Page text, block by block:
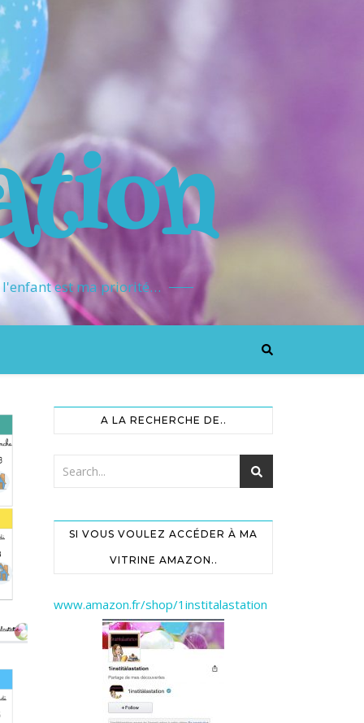
l'enfant est ma priorité…
A LA RECHERCHE DE..
SI VOUS VOULEZ ACCÉDER À MA
VITRINE AMAZON..
www.amazon.fr/shop/1institalastation